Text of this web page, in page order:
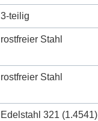
3-teilig
rostfreier Stahl
rostfreier Stahl
Edelstahl 321 (1.4541)